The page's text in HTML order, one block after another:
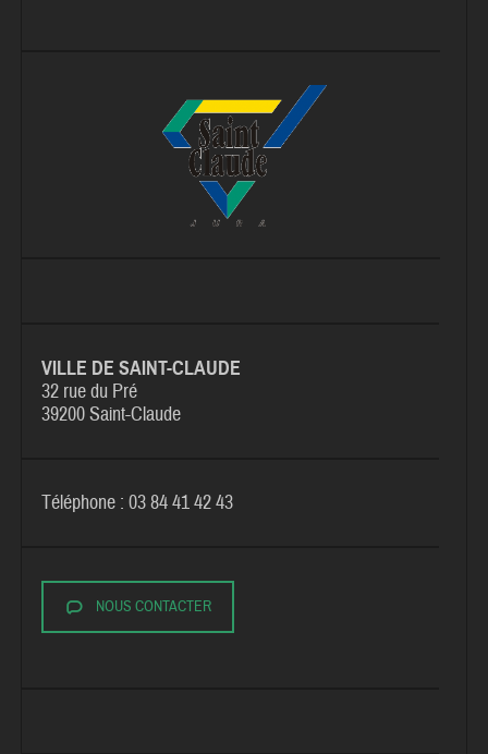
VILLE DE SAINT-CLAUDE
32 rue du Pré
39200 Saint-Claude
Téléphone : 03 84 41 42 43
NOUS CONTACTER